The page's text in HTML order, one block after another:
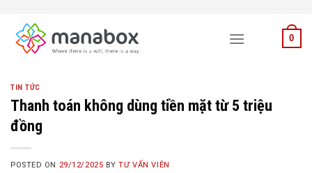
content
0
TIN TỨC
Thanh toán không dùng tiền mặt từ 5 triệu
đồng
POSTED ON 29/12/2025 BYTƯ VẤN VIÊN